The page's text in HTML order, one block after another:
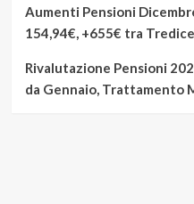
Aumenti Pensioni
154,94€, +655€ tra
Rivalutazione Pensioni
da Gennaio, Trattamento